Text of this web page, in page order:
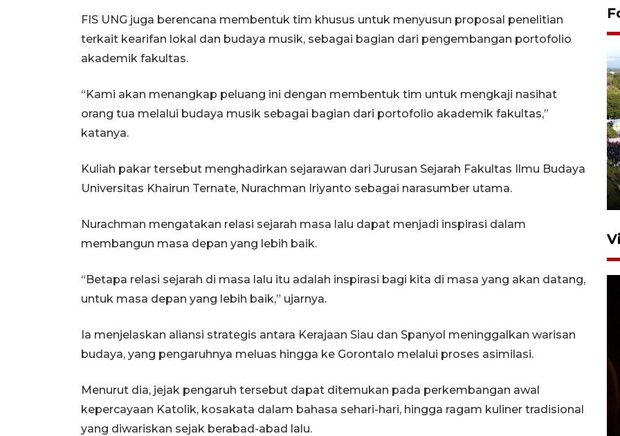
FIS UNG juga berencana membentuk tim khusus untuk menyusun proposal penelitian
terkait kearifan lokal dan budaya musik, sebagai bagian dari pengembangan portofolio
akademik fakultas.
“Kami akan menangkap peluang ini dengan membentuk tim untuk mengkaji nasihat
orang tua melalui budaya musik sebagai bagian dari portofolio akademik fakultas,”
katanya.
Kuliah pakar tersebut menghadirkan sejarawan dari Jurusan Sejarah Fakultas Ilmu Budaya
Universitas Khairun Ternate, Nurachman Iriyanto sebagai narasumber utama.
Nurachman mengatakan relasi sejarah masa lalu dapat menjadi inspirasi dalam
membangun masa depan yang lebih baik.
“Betapa relasi sejarah di masa lalu itu adalah inspirasi bagi kita di masa yang akan datang,
untuk masa depan yang lebih baik,” ujarnya.
Ia menjelaskan aliansi strategis antara Kerajaan Siau dan Spanyol meninggalkan warisan
budaya, yang pengaruhnya meluas hingga ke Gorontalo melalui proses asimilasi.
Menurut dia, jejak pengaruh tersebut dapat ditemukan pada perkembangan awal
kepercayaan Katolik, kosakata dalam bahasa sehari-hari, hingga ragam kuliner tradisional
yang diwariskan sejak berabad-abad lalu.
GORONTALO
17 Agustus 2023 15:58
kandungan gizi paket MBG
Ramadhan
23 Februari 2026 18:20